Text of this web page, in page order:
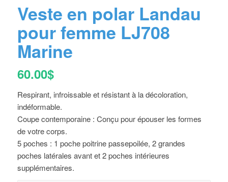
Veste en polar Landau
pour femme LJ708
Marine
60.00$
Respirant, infroissable et résistant à la décoloration,
indéformable.
Coupe contemporaine : Conçu pour épouser les formes
de votre corps.
5 poches : 1 poche poitrine passepoilée, 2 grandes
poches latérales avant et 2 poches intérieures
supplémentaires.